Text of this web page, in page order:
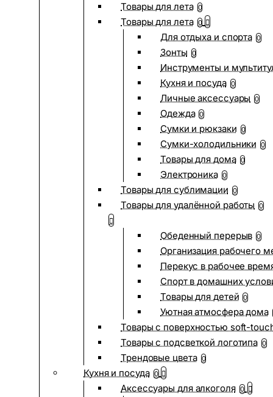
Товары для лета 0
Товары для лета 0
Для отдыха и спорта 0
Зонты 0
Инструменты и
Кухня и посуда 0
Личные аксессуары 0
Одежда 0
Сумки и рюкзаки 0
Сумки-холодильники 0
Товары для дома 0
Электроника 0
Товары для сублимации 0
Товары для удалённой работы 0
Обеденный перерыв 0
Организация рабочего
Перекус в рабочее
Спорт в домашних
Товары для детей 0
Уютная атмосфера дома
Товары с поверхностью soft-
Товары с подсветкой логотипа 0
Трендовые цвета 0
Кухня и посуда 0
Аксессуары для алкоголя 0